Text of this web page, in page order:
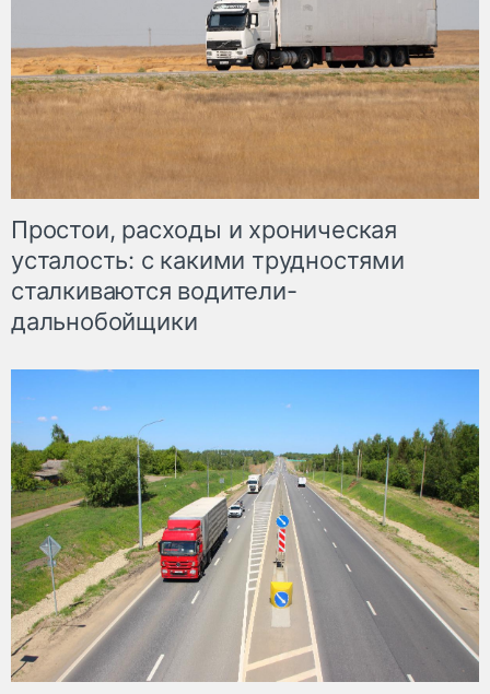
Простои, расходы и хроническая
усталость: с какими трудностями
сталкиваются водители-
дальнобойщики